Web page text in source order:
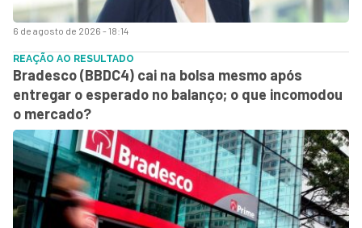
6 de agosto de 2026 - 18:14
REAÇÃO AO RESULTADO
Bradesco (BBDC4) cai na bolsa mesmo após
entregar o esperado no balanço; o que incomodou
o mercado?